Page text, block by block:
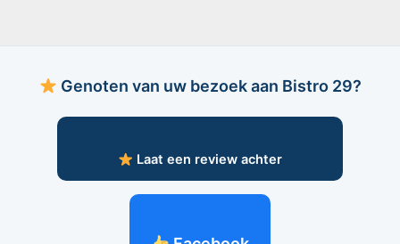
Genoten van uw bezoek aan Bistro 29?
Laat een review achter